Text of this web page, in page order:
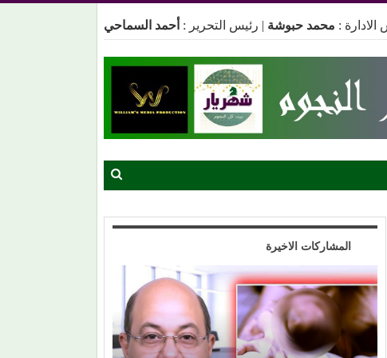
: محمد حبوشة | رئيس التحرير : أحمد السماحي
المشاركات الاخيرة